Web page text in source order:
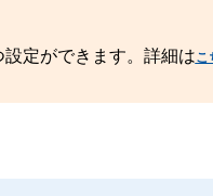
定ができます。詳細はこ